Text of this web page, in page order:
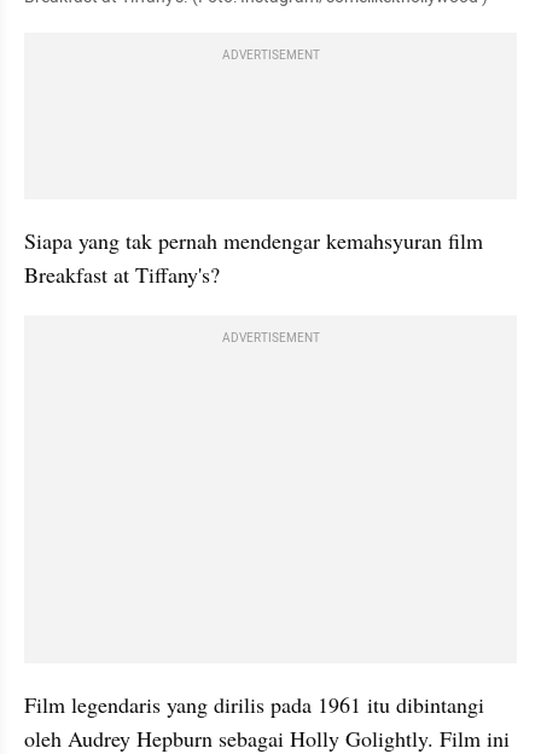
ADVERTISEMENT
Siapa yang tak pernah mendengar kemahsyuran film
Breakfast at Tiffany's?
ADVERTISEMENT
Film legendaris yang dirilis pada 1961 itu dibintangi
oleh Audrey Hepburn sebagai Holly Golightly. Film ini